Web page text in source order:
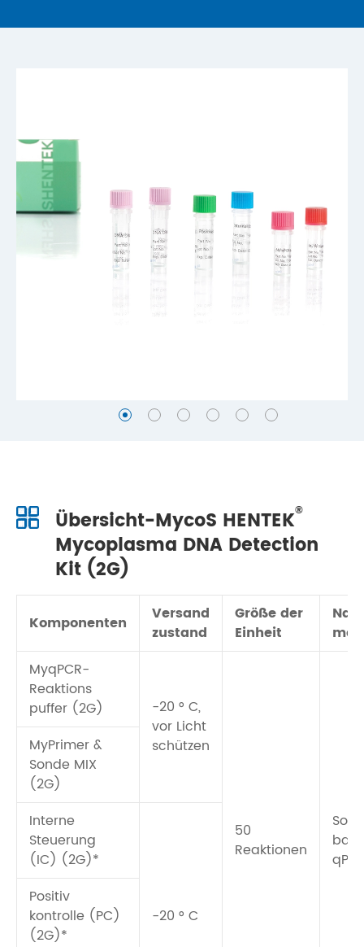
Übersicht-MycoS HENTEK®
Mycoplasma DNA Detection
Kit (2G)
Komponenten
Versand
zustand
Größe der
Einheit
MyqPCR-
Reaktions
puffer (2G)
-20 ° C,
vor Licht
schützen
50
Reaktionen
MyPrimer &
Sonde MIX
(2G)
Interne
Steuerung
(IC) (2G)*
-20 ° C
Positiv
kontrolle (PC)
(2G)*